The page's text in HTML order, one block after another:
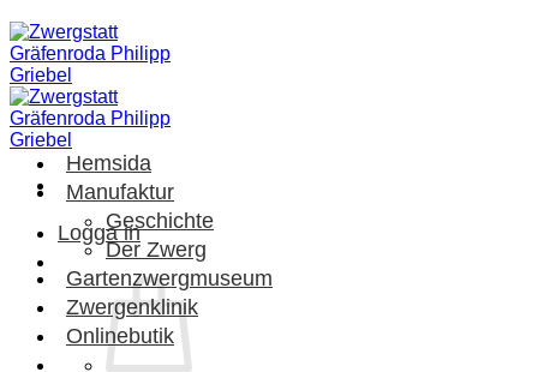
Skip
to
content
Logga in
Hemsida
Manufaktur
Geschichte
Der Zwerg
Gartenzwergmuseum
Zwergenklinik
Onlinebutik